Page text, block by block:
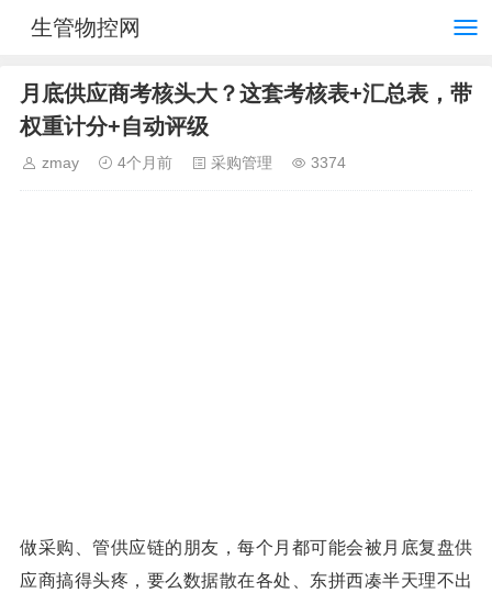
生管物控网
月底供应商考核头大？这套考核表+汇总表，带
权重计分+自动评级
zmay 4个月前 采购管理 3374
做采购、管供应链的朋友，每个月都可能会被月底复盘供
应商搞得头疼，要么数据散在各处、东拼西凑半天理不出